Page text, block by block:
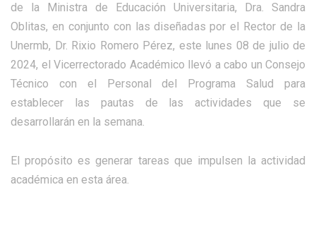
de la Ministra de Educación Universitaria, Dra. Sandra
Oblitas, en conjunto con las diseñadas por el Rector de la
Unermb, Dr. Rixio Romero Pérez, este lunes 08 de julio de
2024, el Vicerrectorado Académico llevó a cabo un Consejo
Técnico con el Personal del Programa Salud para
establecer las pautas de las actividades que se
desarrollarán en la semana.
El propósito es generar tareas que impulsen la actividad
académica en esta área.